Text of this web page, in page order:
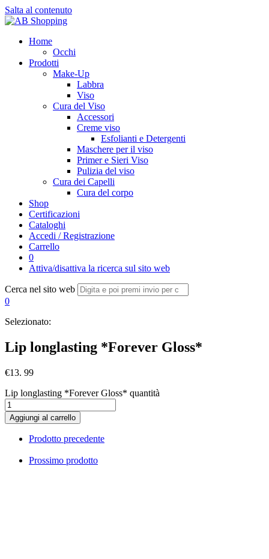
Salta al contenuto
Home
Occhi
Prodotti
Make-Up
Labbra
Viso
Cura del Viso
Accessori
Creme viso
Esfolianti e Detergenti
Maschere per il viso
Primer e Sieri Viso
Pulizia del viso
Cura dei Capelli
Cura del corpo
Shop
Certificazioni
Cataloghi
Accedi / Registrazione
Carrello
0
Attiva/disattiva la ricerca sul sito web
Cerca nel sito web
0
Selezionato:
Lip longlasting *Forever Gloss*
€13. 99
Lip longlasting *Forever Gloss* quantità
Aggiungi al carrello
Prodotto precedente
Prossimo prodotto